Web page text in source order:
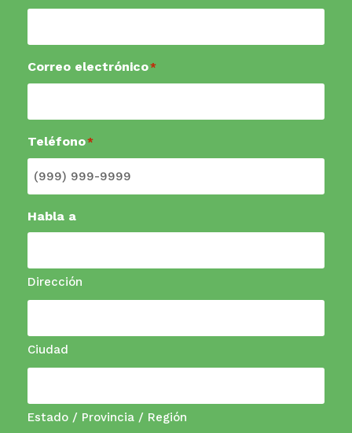
Correo electrónico*
Teléfono*
Habla a
Dirección
Ciudad
Estado / Provincia / Región